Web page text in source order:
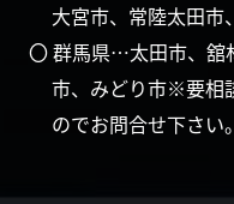
大宮市、常陸太田市
〇 群馬県…太田市、舘
市、みどり市※要相
のでお問合せ下さい